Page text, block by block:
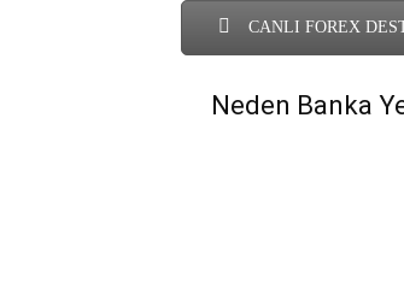
CANLI FOREX
Neden Banka